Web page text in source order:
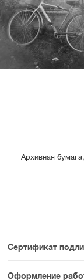
Архивная
Сертификат
К каждому
Оформление